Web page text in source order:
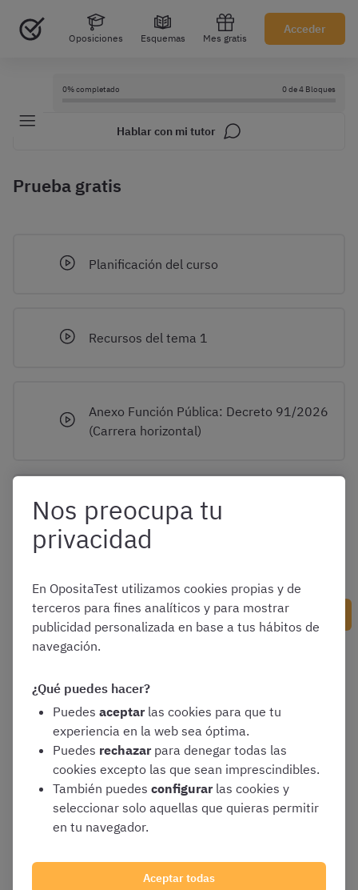
Oposiciones Esquemas Mes gratis
Acceder
0% completado 0 de 4 Bloques
Hablar con mi tutor
Prueba gratis
Planificación del curso
Recursos del tema 1
Anexo Función Pública: Decreto 91/2026
(Carrera horizontal)
Tecnología
Siguiente contenido
Nos preocupa tu
privacidad
En OpositaTest utilizamos cookies propias y de
terceros para fines analíticos y para mostrar
publicidad personalizada en base a tus hábitos de
navegación.
¿Qué puedes hacer?
Puedes aceptar las cookies para que tu
experiencia en la web sea óptima.
Puedes rechazar para denegar todas las
cookies excepto las que sean imprescindibles.
También puedes configurar las cookies y
seleccionar solo aquellas que quieras permitir
en tu navegador.
Aceptar todas